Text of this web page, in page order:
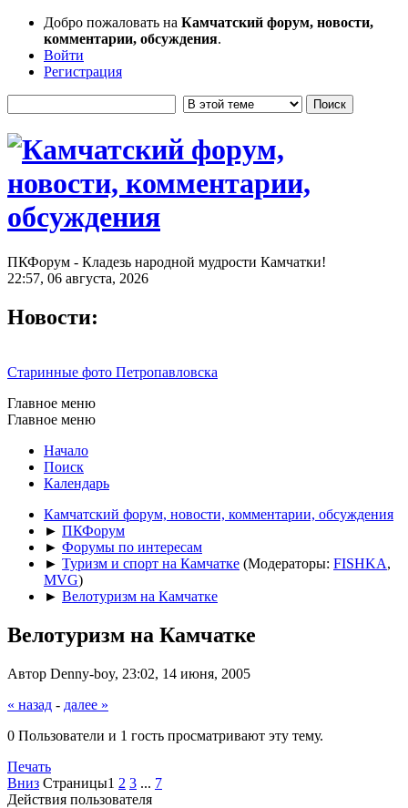
Добро пожаловать на Камчатский форум, новости,
комментарии, обсуждения.
Войти
Регистрация
ПКФорум - Кладезь народной мудрости Камчатки!
22:57, 06 августа, 2026
Новости:
Старинные фото Петропавловска
Главное меню
Главное меню
Начало
Поиск
Календарь
Камчатский форум, новости, комментарии, обсуждения
► ПКФорум
► Форумы по интересам
► Туризм и спорт на Камчатке (Модераторы: FISHKA,
MVG)
► Велотуризм на Камчатке
Велотуризм на Камчатке
Автор Denny-boy, 23:02, 14 июня, 2005
« назад - далее »
0 Пользователи и 1 гость просматривают эту тему.
Печать
Вниз Страницы1 2 3 ... 7
Действия пользователя